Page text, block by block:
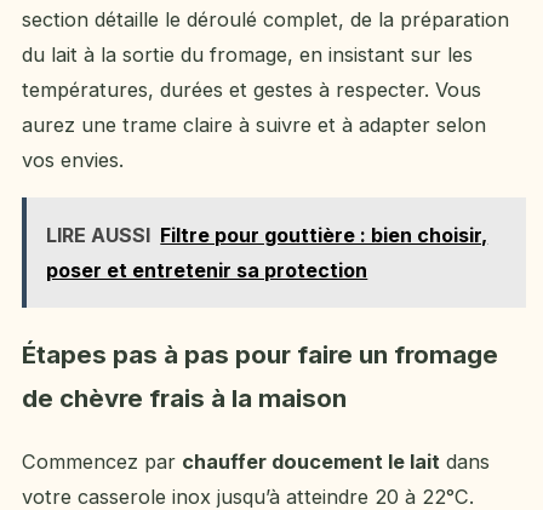
section détaille le déroulé complet, de la préparation
du lait à la sortie du fromage, en insistant sur les
températures, durées et gestes à respecter. Vous
aurez une trame claire à suivre et à adapter selon
vos envies.
LIRE AUSSI Filtre pour gouttière : bien choisir,
poser et entretenir sa protection
Étapes pas à pas pour faire un fromage
de chèvre frais à la maison
Commencez par chauffer doucement le lait dans
votre casserole inox jusqu’à atteindre 20 à 22°C.